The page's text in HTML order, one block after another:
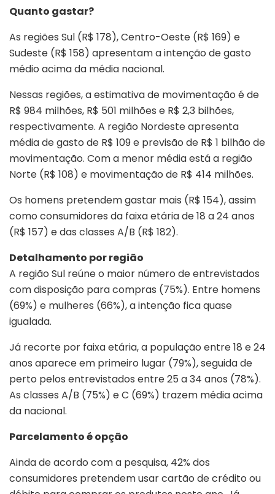
Quanto gastar?
As regiões Sul (R$ 178), Centro-Oeste (R$ 169) e
Sudeste (R$ 158) apresentam a intenção de gasto
médio acima da média nacional.
Nessas regiões, a estimativa de movimentação é de
R$ 984 milhões, R$ 501 milhões e R$ 2,3 bilhões,
respectivamente. A região Nordeste apresenta
média de gasto de R$ 109 e previsão de R$ 1 bilhão de
movimentação. Com a menor média está a região
Norte (R$ 108) e movimentação de R$ 414 milhões.
Os homens pretendem gastar mais (R$ 154), assim
como consumidores da faixa etária de 18 a 24 anos
(R$ 157) e das classes A/B (R$ 182).
Detalhamento por região
A região Sul reúne o maior número de entrevistados
com disposição para compras (75%). Entre homens
(69%) e mulheres (66%), a intenção fica quase
igualada.
Já recorte por faixa etária, a população entre 18 e 24
anos aparece em primeiro lugar (79%), seguida de
perto pelos entrevistados entre 25 a 34 anos (78%).
As classes A/B (75%) e C (69%) trazem média acima
da nacional.
Parcelamento é opção
Ainda de acordo com a pesquisa, 42% dos
consumidores pretendem usar cartão de crédito ou